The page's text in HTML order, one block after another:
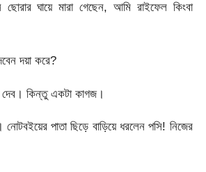
ঘায়ে মারা গেছেন, আমি রাইফেল কিংবা
দয়া করে?
কিন্তু একটা কাগজ।
পাতা ছিড়ে বাড়িয়ে ধরলেন পসি! নিজের